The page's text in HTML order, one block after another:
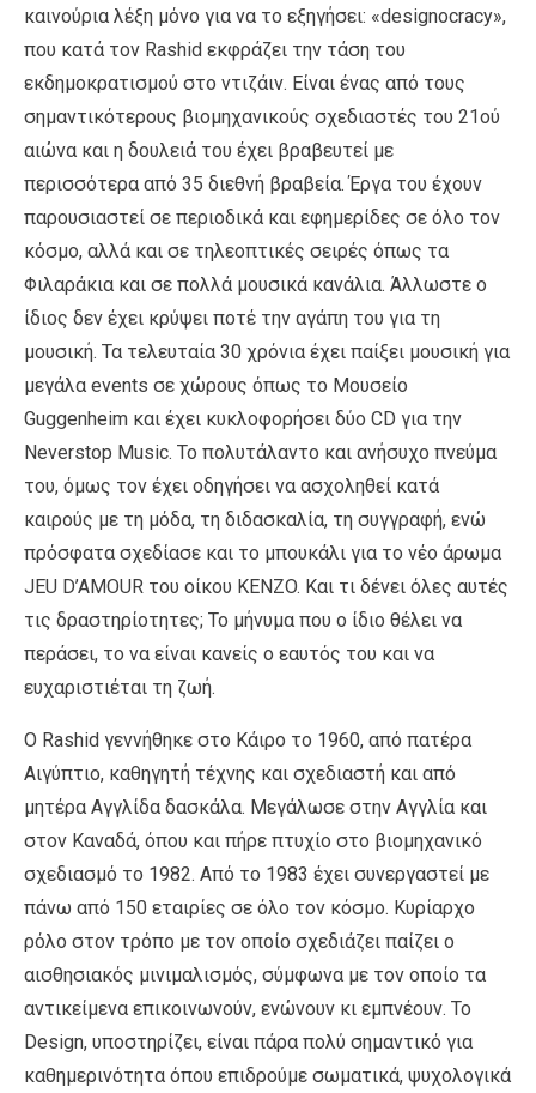
καινούρια λέξη μόνο για να το εξηγήσει: «designocracy»,
που κατά τον Rashid εκφράζει την τάση του
εκδημοκρατισμού στο ντιζάιν. Είναι ένας από τους
σημαντικότερους βιομηχανικούς σχεδιαστές του 21ού
αιώνα και η δουλειά του έχει βραβευτεί με
περισσότερα από 35 διεθνή βραβεία. Έργα του έχουν
παρουσιαστεί σε περιοδικά και εφημερίδες σε όλο τον
κόσμο, αλλά και σε τηλεοπτικές σειρές όπως τα
Φιλαράκια και σε πολλά μουσικά κανάλια. Άλλωστε ο
ίδιος δεν έχει κρύψει ποτέ την αγάπη του για τη
μουσική. Τα τελευταία 30 χρόνια έχει παίξει μουσική για
μεγάλα events σε χώρους όπως το Μουσείο
Guggenheim και έχει κυκλοφορήσει δύο CD για την
Neverstop Music. Το πολυτάλαντο και ανήσυχο πνεύμα
του, όμως τον έχει οδηγήσει να ασχοληθεί κατά
καιρούς με τη μόδα, τη διδασκαλία, τη συγγραφή, ενώ
πρόσφατα σχεδίασε και το μπουκάλι για το νέο άρωμα
JEU D’AMOUR του οίκου KENZO. Και τι δένει όλες αυτές
τις δραστηρίοτητες; Το μήνυμα που ο ίδιο θέλει να
περάσει, το να είναι κανείς ο εαυτός του και να
ευχαριστιέται τη ζωή.
Ο Rashid γεννήθηκε στο Κάιρο το 1960, από πατέρα
Αιγύπτιο, καθηγητή τέχνης και σχεδιαστή και από
μητέρα Αγγλίδα δασκάλα. Μεγάλωσε στην Αγγλία και
στον Καναδά, όπου και πήρε πτυχίο στο βιομηχανικό
σχεδιασμό το 1982. Από το 1983 έχει συνεργαστεί με
πάνω από 150 εταιρίες σε όλο τον κόσμο. Κυρίαρχο
ρόλο στον τρόπο με τον οποίο σχεδιάζει παίζει ο
αισθησιακός μινιμαλισμός, σύμφωνα με τον οποίο τα
αντικείμενα επικοινωνούν, ενώνουν κι εμπνέουν. Το
Design, υποστηρίζει, είναι πάρα πολύ σημαντικό για
καθημερινότητα όπου επιδρούμε σωματικά, ψυχολογικά